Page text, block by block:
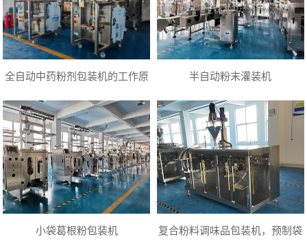
全自动中药粉剂包装机的工作原
理及选型应用
半自动粉末灌装机
小袋葛根粉包装机 复合粉料调味品包装机，预制袋